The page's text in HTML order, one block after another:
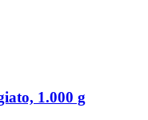
1.000 g